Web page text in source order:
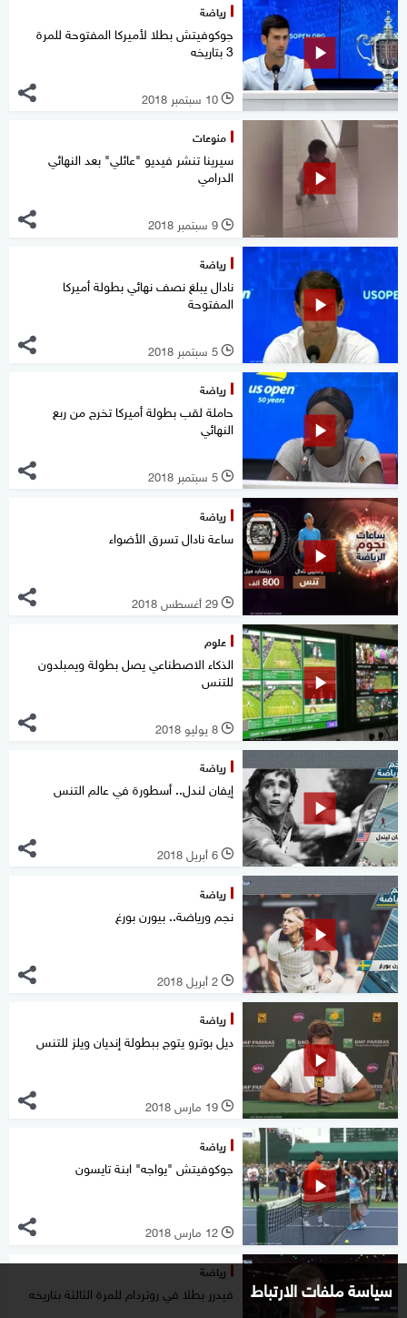
سياسة ملفات الارتباط
رياضة
جوكوفيتش بطلا لأميركا المفتوحة للمرة
3 بتاريخه
l 10 سبتمبر 2018
منوعات
سيرينا تنشر فيديو "عائلي" بعد النهائي
الدرامي
l 9 سبتمبر 2018
رياضة
نادال يبلغ نصف نهائي بطولة أميركا
المفتوحة
l 5 سبتمبر 2018
رياضة
حاملة لقب بطولة أميركا تخرج من ربع
النهائي
l 5 سبتمبر 2018
رياضة
ساعة نادال تسرق الأضواء
l 29 أغسطس 2018
علوم
الذكاء الاصطناعي يصل بطولة ويمبلدون
للتنس
l 8 يوليو 2018
رياضة
إيفان لندل.. أسطورة في عالم التنس
l 6 أبريل 2018
رياضة
نجم ورياضة.. بيورن بورغ
l 2 أبريل 2018
رياضة
ديل بوترو يتوج ببطولة إنديان ويلز للتنس
l 19 مارس 2018
رياضة
جوكوفيتش "يواجه" ابنة تايسون
l 12 مارس 2018
رياضة
فيدرر بطلا في روتردام للمرة الثالثة بتاريخه